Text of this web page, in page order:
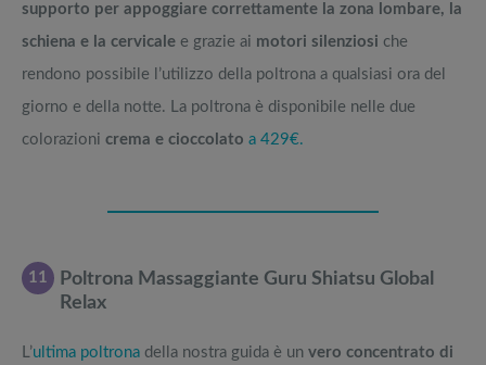
supporto per appoggiare correttamente la zona lombare, la
schiena e la cervicale e grazie ai motori silenziosi che
rendono possibile l’utilizzo della poltrona a qualsiasi ora del
giorno e della notte. La poltrona è disponibile nelle due
colorazioni crema e cioccolato a 429€.
11
Poltrona Massaggiante Guru Shiatsu Global
Relax
L’ultima poltrona della nostra guida è un vero concentrato di